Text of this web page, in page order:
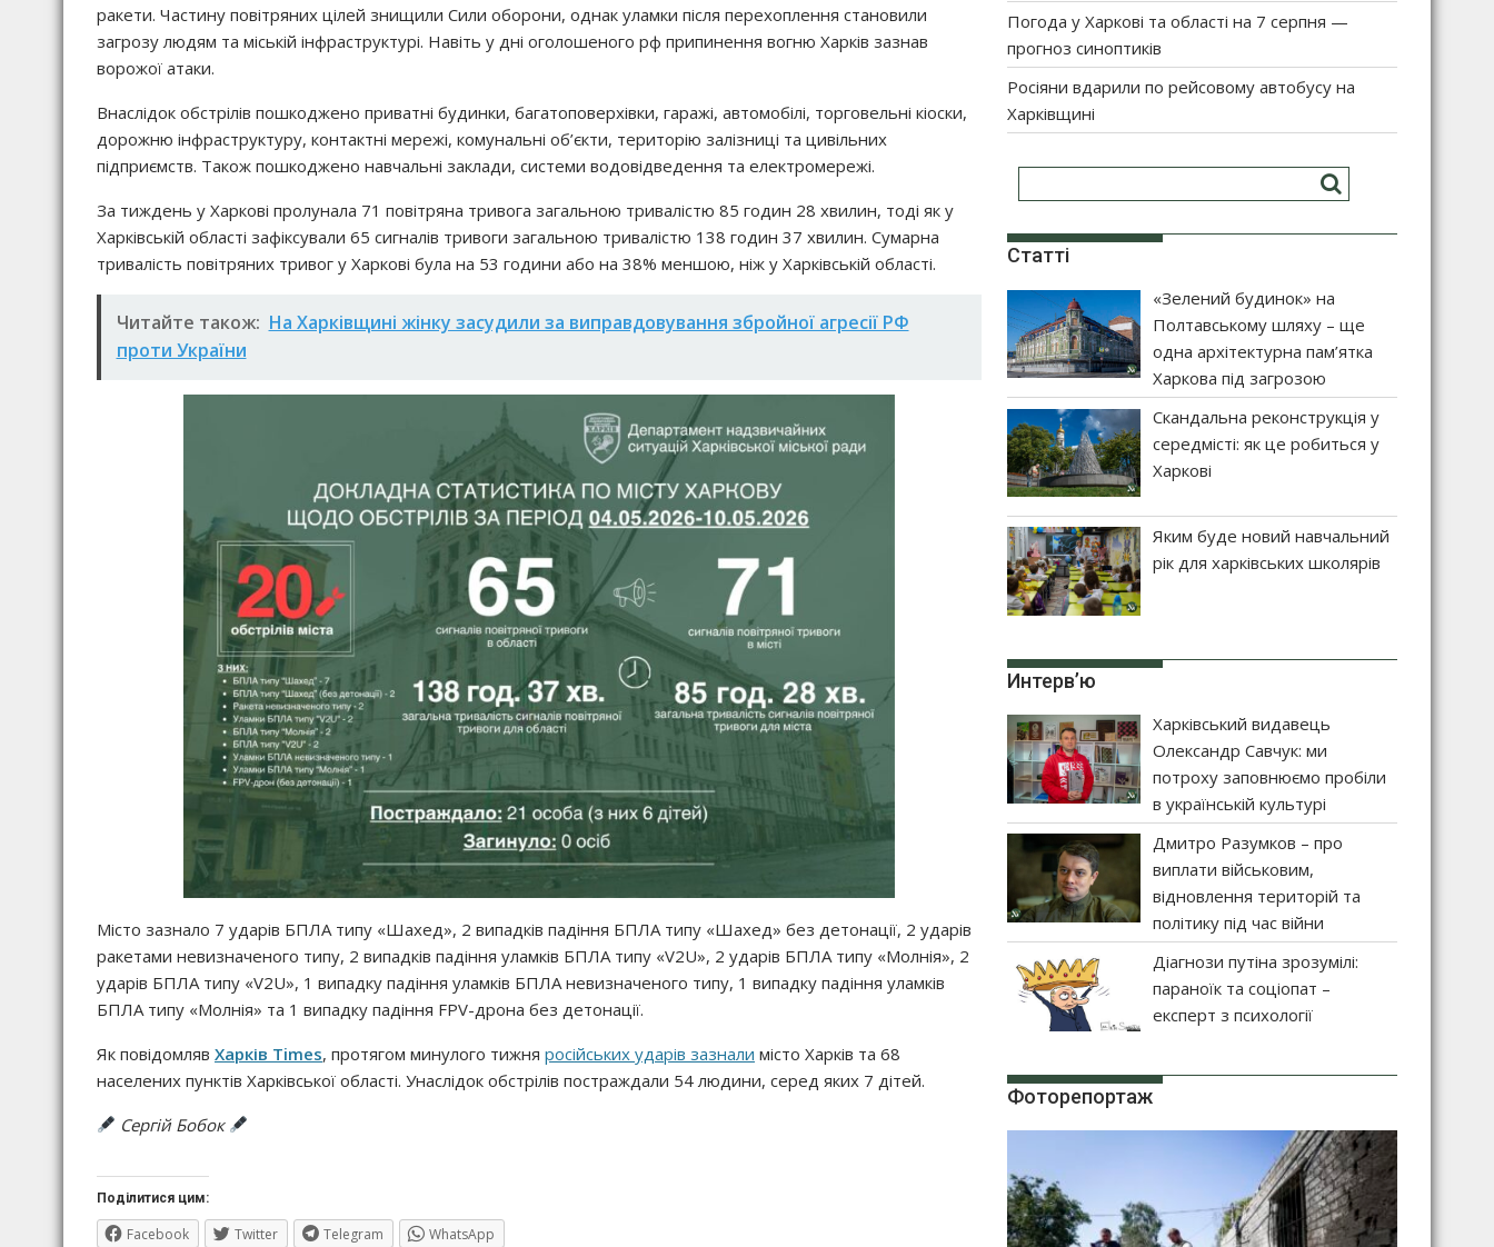
ракети. Частину повітряних цілей знищили Сили оборони, однак уламки після перехоплення становили
загрозу людям та міській інфраструктурі. Навіть у дні оголошеного рф припинення вогню Харків зазнав
ворожої атаки.
Внаслідок обстрілів пошкоджено приватні будинки, багатоповерхівки, гаражі, автомобілі, торговельні кіоски,
дорожню інфраструктуру, контактні мережі, комунальні об’єкти, територію залізниці та цивільних
підприємств. Також пошкоджено навчальні заклади, системи водовідведення та електромережі.
За тиждень у Харкові пролунала 71 повітряна тривога загальною тривалістю 85 годин 28 хвилин, тоді як у
Харківській області зафіксували 65 сигналів тривоги загальною тривалістю 138 годин 37 хвилин. Сумарна
тривалість повітряних тривог у Харкові була на 53 години або на 38% меншою, ніж у Харківській області.
Читайте також: На Харківщині жінку засудили за виправдовування збройної агресії РФ
проти України
Місто зазнало 7 ударів БПЛА типу «Шахед», 2 випадків падіння БПЛА типу «Шахед» без детонації, 2 ударів
ракетами невизначеного типу, 2 випадків падіння уламків БПЛА типу «V2U», 2 ударів БПЛА типу «Молнія», 2
ударів БПЛА типу «V2U», 1 випадку падіння уламків БПЛА невизначеного типу, 1 випадку падіння уламків
БПЛА типу «Молнія» та 1 випадку падіння FPV-дрона без детонації.
Як повідомляв Харків Times, протягом минулого тижня російських ударів зазнали місто Харків та 68
населених пунктів Харківської області. Унаслідок обстрілів постраждали 54 людини, серед яких 7 дітей.
Сергій Бобок
Поділитися цим:
Facebook Twitter Telegram WhatsApp
Погода у Харкові та області на 7 серпня —
прогноз синоптиків
Росіяни вдарили по рейсовому автобусу на
Харківщині
Статті
«Зелений будинок» на
Полтавському шляху – ще
одна архітектурна пам’ятка
Харкова під загрозою
Скандальна реконструкція у
середмісті: як це робиться у
Харкові
Яким буде новий навчальний
рік для харківських школярів
Интерв’ю
Харківський видавець
Олександр Савчук: ми
потроху заповнюємо пробіли
в українській культурі
Дмитро Разумков – про
виплати військовим,
відновлення територій та
політику під час війни
Діагнози путіна зрозумілі:
параноїк та соціопат –
експерт з психології
Фоторепортаж